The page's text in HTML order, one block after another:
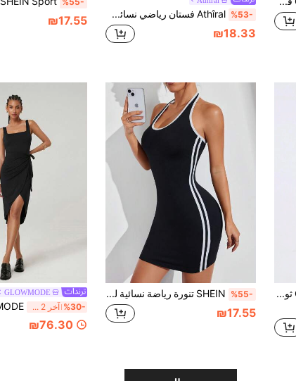
%53- Athîral فستان رياضي نسائي ذو موحد اللون، بشكل دائري فارغ في الرقبة، متناسق التطبيق، بدون أكمام
₪18.33
%55-
₪17.55
Gameset SHEIN Sport ثوب رياضي نسائي مكون من قطعتين، فستان كاجوال بدون ظهر مع شورت مدمج، فستان للتنس والغولف مقاوم للتعرية
%55- SHEIN تنورة رياضة نسائية للتنس مطابقة اللون بدون أكمام والقص الملائم للجسم
₪17.55
GLOWMODE
%30- آخر 2 ساعة أيام
₪76.30